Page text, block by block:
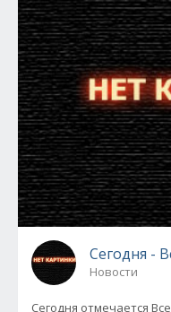
Сегодня -
Новости
Сегодня отмечается